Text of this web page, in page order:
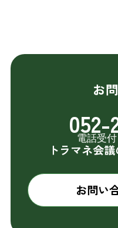
お
052-
電話受
トラマネ会
お問い